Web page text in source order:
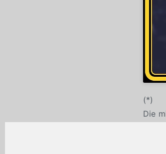
(*)
Die